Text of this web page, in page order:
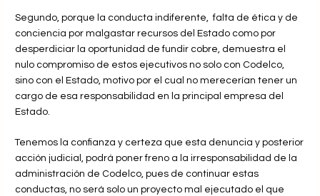
Segundo, porque la conducta indiferente, falta de ética y de
conciencia por malgastar recursos del Estado como por
desperdiciar la oportunidad de fundir cobre, demuestra el
nulo compromiso de estos ejecutivos no solo con Codelco,
sino con el Estado, motivo por el cual no merecerían tener un
cargo de esa responsabilidad en la principal empresa del
Estado.
Tenemos la confianza y certeza que esta denuncia y posterior
acción judicial, podrá poner freno a la irresponsabilidad de la
administración de Codelco, pues de continuar estas
conductas, no será solo un proyecto mal ejecutado el que